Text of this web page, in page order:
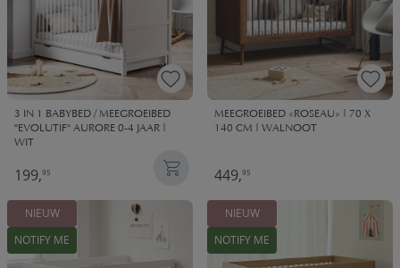
3 IN 1 BABYBED / MEEGROEIBED
"EVOLUTIF" AURORE 0-4 JAAR |
WIT
199,95
MEEGROEIBED «ROSEAU» | 70 X
140 CM | WALNOOT
449,95
NIEUW
NOTIFY ME
NIEUW
NOTIFY ME